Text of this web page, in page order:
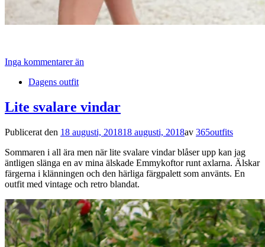
Inga kommentarer än
Dagens outfit
Lite svalare vindar
Publicerat den 18 augusti, 201818 augusti, 2018av 365outfits
Sommaren i all ära men när lite svalare vindar blåser upp kan jag
äntligen slänga en av mina älskade Emmykoftor runt axlarna. Älskar
färgerna i klänningen och den härliga färgpalett som använts. En
outfit med vintage och retro blandat.